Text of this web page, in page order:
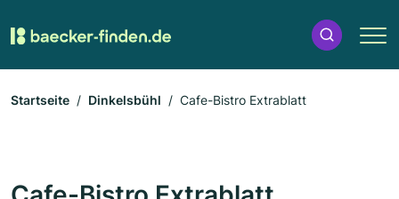
Startseite Dinkelsbühl Cafe-Bistro Extrablatt